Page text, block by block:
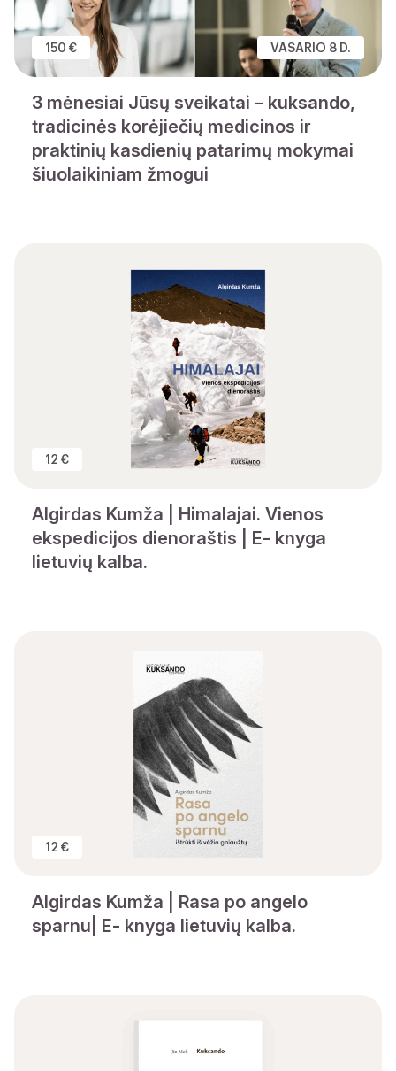
150 € VASARIO 8 D.
3 mėnesiai Jūsų sveikatai – kuksando,
tradicinės korėjiečių medicinos ir
praktinių kasdienių patarimų mokymai
šiuolaikiniam žmogui
12 €
Algirdas Kumža | Himalajai. Vienos
ekspedicijos dienoraštis | E- knyga
lietuvių kalba.
12 €
Algirdas Kumža | Rasa po angelo
sparnu| E- knyga lietuvių kalba.